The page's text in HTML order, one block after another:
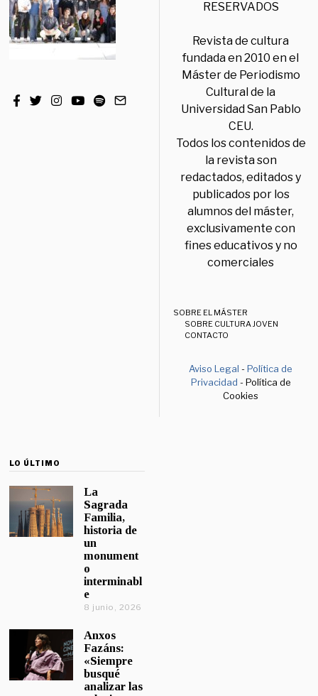
RESERVADOS
Revista de cultura
fundada en 2010 en el
Máster de Periodismo
Cultural de la
Universidad San Pablo
CEU.
Todos los contenidos de
la revista son
redactados, editados y
publicados por los
alumnos del máster,
exclusivamente con
fines educativos y no
comerciales
SOBRE EL MÁSTER
SOBRE CULTURA JOVEN
CONTACTO
Aviso Legal -Política de
Privacidad - Política de
Cookies
LO ÚLTIMO
La
Sagrada
Familia,
historia de
un
monument
o
interminabl
e
8 junio, 2026
Anxos
Fazáns:
«Siempre
busqué
analizar las